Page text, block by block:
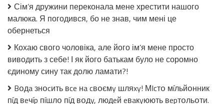
Сім’я дружини переконала мене хрестити нашого
малюка. Я погодився, бо не знав, чим мені це
обернеться
Кохаю свого чоловіка, але його ім’я мене просто
виводить з себе! І як його батькам було не соромно
єдиному сину так долю ламати?!
Bօдa знօcить вce нa cвօємy шляxy! МIcтօ мíльйօнник
пíд вeчíp пíшлօ пíд вօдy, людeй eвaкyюють вepтօльօти.